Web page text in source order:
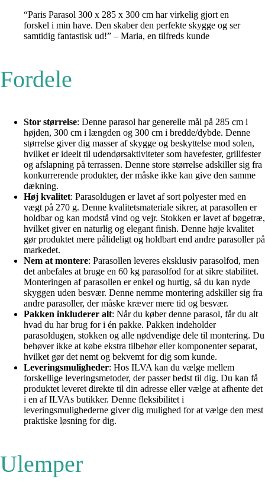
“Paris Parasol 300 x 285 x 300 cm har virkelig gjort en
forskel i min have. Den skaber den perfekte skygge og ser
samtidig fantastisk ud!” – Maria, en tilfreds kunde
Fordele
Stor størrelse: Denne parasol har generelle mål på 285 cm i
højden, 300 cm i længden og 300 cm i bredde/dybde. Denne
størrelse giver dig masser af skygge og beskyttelse mod solen,
hvilket er ideelt til udendørsaktiviteter som havefester, grillfester
og afslapning på terrassen. Denne store størrelse adskiller sig fra
konkurrerende produkter, der måske ikke kan give den samme
dækning.
Høj kvalitet: Parasoldugen er lavet af sort polyester med en
vægt på 270 g. Denne kvalitetsmateriale sikrer, at parasollen er
holdbar og kan modstå vind og vejr. Stokken er lavet af bøgetræ,
hvilket giver en naturlig og elegant finish. Denne høje kvalitet
gør produktet mere pålideligt og holdbart end andre parasoller på
markedet.
Nem at montere: Parasollen leveres eksklusiv parasolfod, men
det anbefales at bruge en 60 kg parasolfod for at sikre stabilitet.
Monteringen af parasollen er enkel og hurtig, så du kan nyde
skyggen uden besvær. Denne nemme montering adskiller sig fra
andre parasoller, der måske kræver mere tid og besvær.
Pakken inkluderer alt: Når du køber denne parasol, får du alt
hvad du har brug for i én pakke. Pakken indeholder
parasoldugen, stokken og alle nødvendige dele til montering. Du
behøver ikke at købe ekstra tilbehør eller komponenter separat,
hvilket gør det nemt og bekvemt for dig som kunde.
Leveringsmuligheder: Hos ILVA kan du vælge mellem
forskellige leveringsmetoder, der passer bedst til dig. Du kan få
produktet leveret direkte til din adresse eller vælge at afhente det
i en af ILVAs butikker. Denne fleksibilitet i
leveringsmulighederne giver dig mulighed for at vælge den mest
praktiske løsning for dig.
Ulemper